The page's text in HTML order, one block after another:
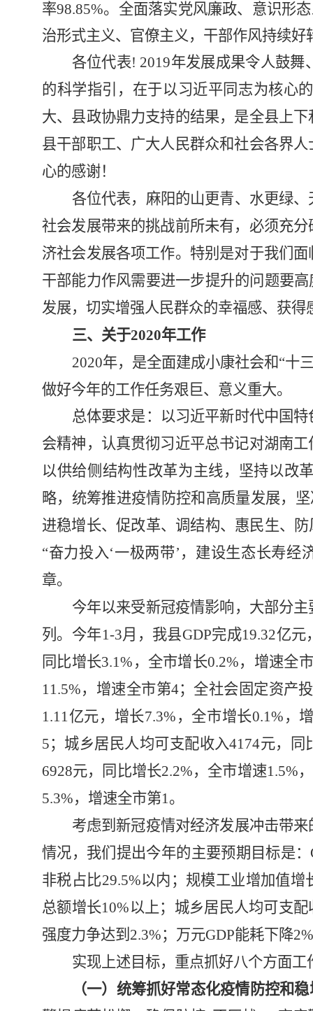
率98.85%。全面落实党风廉政、意识形
治形式主义、官僚主义，干部作风持续好
各位代表! 2019年发展成果令人鼓舞
的科学指引，在于以习近平同志为核心
大、县政协鼎力支持的结果，是全县上
县干部职工、广大人民群众和社会各界
心的感谢！
各位代表，麻阳的山更青、水更绿
社会发展带来的挑战前所未有，必须充
济社会发展各项工作。特别是对于我们
干部能力作风需要进一步提升的问题要
发展，切实增强人民群众的幸福感、获得
三、关于2020年工作
2020年，是全面建成小康社会和“十
做好今年的工作任务艰巨、意义重大。
总体要求是： 以习近平新时代中国
会精神，认真贯彻习近平总书记对湖南
以供给侧结构性改革为主线，坚持以改
略，统筹推进疫情防控和高质量发展，
进稳增长、促改革、调结构、惠民生、
“奋力投入‘一极两带’，建设生态长寿经
章。
今年以来受新冠疫情影响，大部分
列。今年1-3月，我县GDP完成19.32亿元
同比增长3.1% ，全市增长0.2%，增速全
11.5%，增速全市第4；全社会固定资产
1.11亿元，增长7.3% ，全市增长0.1% ，
5；城乡居民人均可支配收入4174元，同
6928元，同比增长2.2%，全市增速1.5%
5.3%，增速全市第1。
考虑到新冠疫情对经济发展冲击带
情况，我们提出今年的主要预期目标是：
非税占比29.5%以内；规模工业增加值增
总额增长10%以上；城乡居民人均可支
强度力争达到 2.3%；万元GDP能耗下降2%
实现上述目标，重点抓好八个方面工
（一）统筹抓好常态化疫情防控和